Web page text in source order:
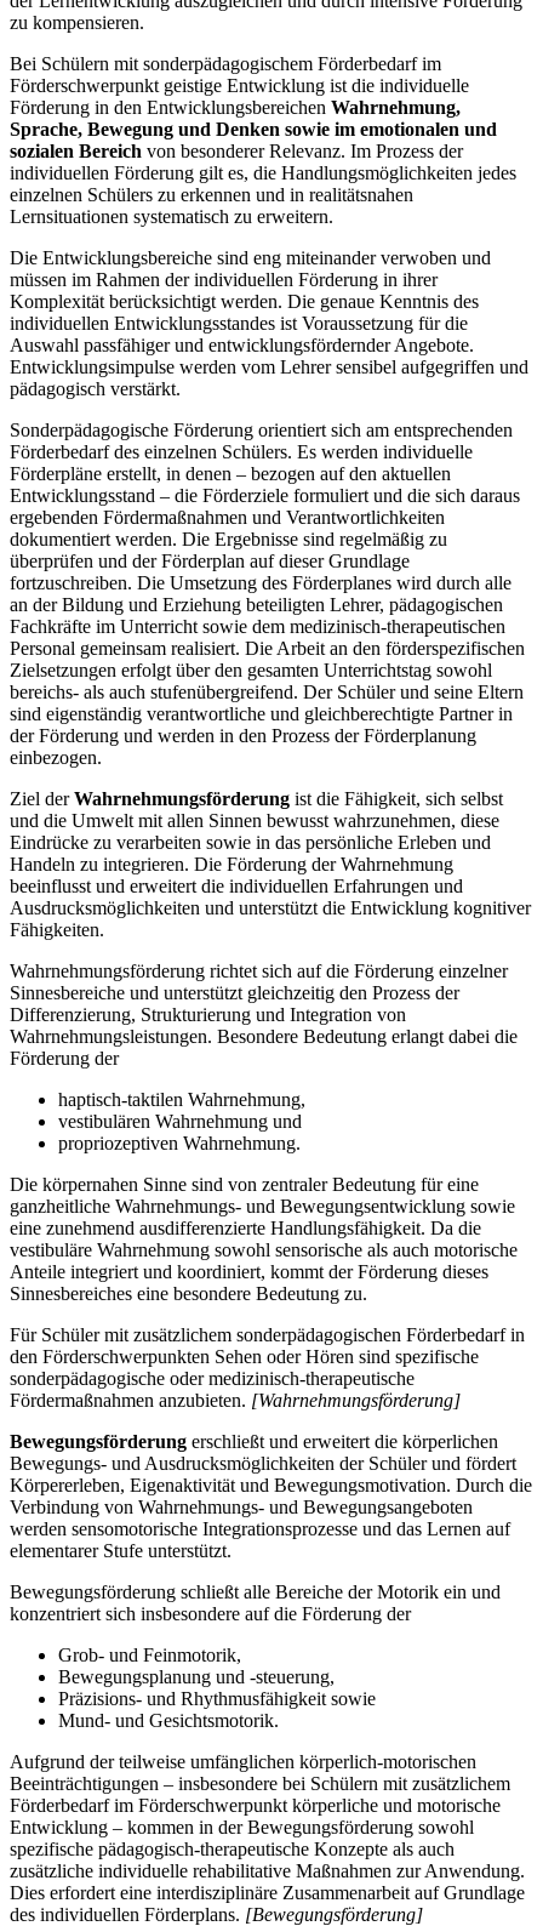
zu kompensieren.
Bei Schülern mit sonderpädagogischem Förderbedarf im
Förderschwerpunkt geistige Entwicklung ist die individuelle
Förderung in den Entwicklungsbereichen Wahrnehmung,
Sprache, Bewegung und Denken sowie im emotionalen und
sozialen Bereich von besonderer Relevanz. Im Prozess der
individuellen Förderung gilt es, die Handlungsmöglichkeiten jedes
einzelnen Schülers zu erkennen und in realitätsnahen
Lernsituationen systematisch zu erweitern.
Die Entwicklungsbereiche sind eng miteinander verwoben und
müssen im Rahmen der individuellen Förderung in ihrer
Komplexität berücksichtigt werden. Die genaue Kenntnis des
individuellen Entwicklungsstandes ist Voraussetzung für die
Auswahl passfähiger und entwicklungsfördernder Angebote.
Entwicklungsimpulse werden vom Lehrer sensibel aufgegriffen und
pädagogisch verstärkt.
Sonderpädagogische Förderung orientiert sich am entsprechenden
Förderbedarf des einzelnen Schülers. Es werden individuelle
Förderpläne erstellt, in denen – bezogen auf den aktuellen
Entwicklungsstand – die Förderziele formuliert und die sich daraus
ergebenden Fördermaßnahmen und Verantwortlichkeiten
dokumentiert werden. Die Ergebnisse sind regelmäßig zu
überprüfen und der Förderplan auf dieser Grundlage
fortzuschreiben. Die Umsetzung des Förderplanes wird durch alle
an der Bildung und Erziehung beteiligten Lehrer, pädagogischen
Fachkräfte im Unterricht sowie dem medizinisch-therapeutischen
Personal gemeinsam realisiert. Die Arbeit an den förderspezifischen
Zielsetzungen erfolgt über den gesamten Unterrichtstag sowohl
bereichs- als auch stufenübergreifend. Der Schüler und seine Eltern
sind eigenständig verantwortliche und gleichberechtigte Partner in
der Förderung und werden in den Prozess der Förderplanung
einbezogen.
Ziel derWahrnehmungsförderung ist die Fähigkeit, sich selbst
und die Umwelt mit allen Sinnen bewusst wahrzunehmen, diese
Eindrücke zu verarbeiten sowie in das persönliche Erleben und
Handeln zu integrieren. Die Förderung der Wahrnehmung
beeinflusst und erweitert die individuellen Erfahrungen und
Ausdrucksmöglichkeiten und unterstützt die Entwicklung kognitiver
Fähigkeiten.
Wahrnehmungsförderung richtet sich auf die Förderung einzelner
Sinnesbereiche und unterstützt gleichzeitig den Prozess der
Differenzierung, Strukturierung und Integration von
Wahrnehmungsleistungen. Besondere Bedeutung erlangt dabei die
Förderung der
haptisch-taktilen Wahrnehmung,
vestibulären Wahrnehmung und
propriozeptiven Wahrnehmung.
Die körpernahen Sinne sind von zentraler Bedeutung für eine
ganzheitliche Wahrnehmungs- und Bewegungsentwicklung sowie
eine zunehmend ausdifferenzierte Handlungsfähigkeit. Da die
vestibuläre Wahrnehmung sowohl sensorische als auch motorische
Anteile integriert und koordiniert, kommt der Förderung dieses
Sinnesbereiches eine besondere Bedeutung zu.
Für Schüler mit zusätzlichem sonderpädagogischen Förderbedarf in
den Förderschwerpunkten Sehen oder Hören sind spezifische
sonderpädagogische oder medizinisch-therapeutische
Fördermaßnahmen anzubieten. [Wahrnehmungsförderung]
Bewegungsförderung erschließt und erweitert die körperlichen
Bewegungs- und Ausdrucksmöglichkeiten der Schüler und fördert
Körpererleben, Eigenaktivität und Bewegungsmotivation. Durch die
Verbindung von Wahrnehmungs- und Bewegungsangeboten
werden sensomotorische Integrationsprozesse und das Lernen auf
elementarer Stufe unterstützt.
Bewegungsförderung schließt alle Bereiche der Motorik ein und
konzentriert sich insbesondere auf die Förderung der
Grob- und Feinmotorik,
Bewegungsplanung und -steuerung,
Präzisions- und Rhythmusfähigkeit sowie
Mund- und Gesichtsmotorik.
Aufgrund der teilweise umfänglichen körperlich-motorischen
Beeinträchtigungen – insbesondere bei Schülern mit zusätzlichem
Förderbedarf im Förderschwerpunkt körperliche und motorische
Entwicklung – kommen in der Bewegungsförderung sowohl
spezifische pädagogisch-therapeutische Konzepte als auch
zusätzliche individuelle rehabilitative Maßnahmen zur Anwendung.
Dies erfordert eine interdisziplinäre Zusammenarbeit auf Grundlage
des individuellen Förderplans. [Bewegungsförderung]